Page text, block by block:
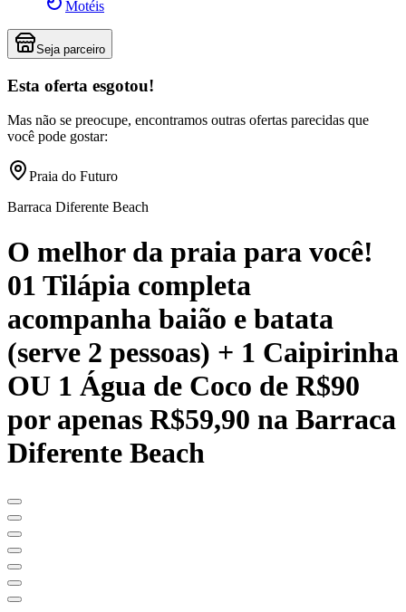
Motéis
Seja parceiro
Esta oferta esgotou!
Mas não se preocupe, encontramos outras ofertas parecidas que
você pode gostar:
Praia do Futuro
Barraca Diferente Beach
O melhor da praia para você!
01 Tilápia completa
acompanha baião e batata
(serve 2 pessoas) + 1 Caipirinha
OU 1 Água de Coco de R$90
por apenas R$59,90 na Barraca
Diferente Beach